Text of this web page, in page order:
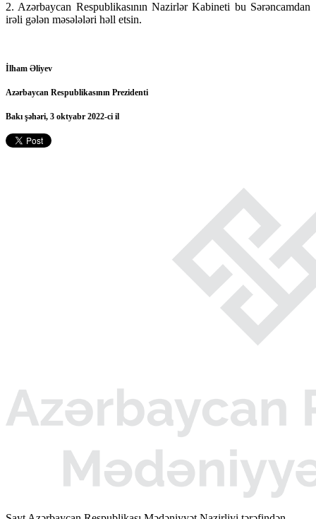
2. Azərbaycan Respublikasının Nazirlər Kabineti bu Sərəncamdan
irəli gələn məsələləri həll etsin.
İlham Əliyev
Azərbaycan Respublikasının Prezidenti
Bakı şəhəri, 3 oktyabr 2022-ci il